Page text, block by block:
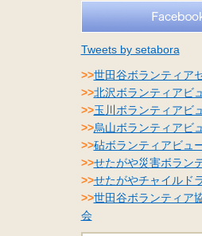
Tweets by setabora
>>世田谷ボランティア
>>北沢ボランティアビ
>>玉川ボランティアビ
>>烏山ボランティアビ
>>砧ボランティアビュ
>>せたがや災害ボラン
>>せたがやチャイルド
>>世田谷ボランティア
会